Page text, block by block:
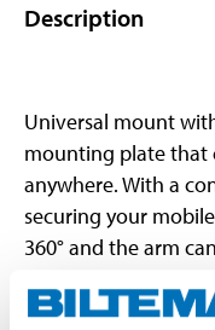
Description
Universal mount
mounting plate that
anywhere. With a
securing your
360° and the arm